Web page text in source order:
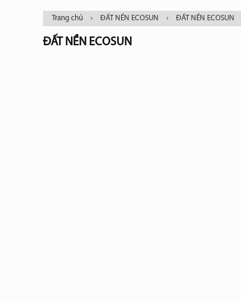
Trang chủ › ĐẤT NỀN ECOSUN › ĐẤT NỀN ECOSUN
ĐẤT NỀN ECOSUN